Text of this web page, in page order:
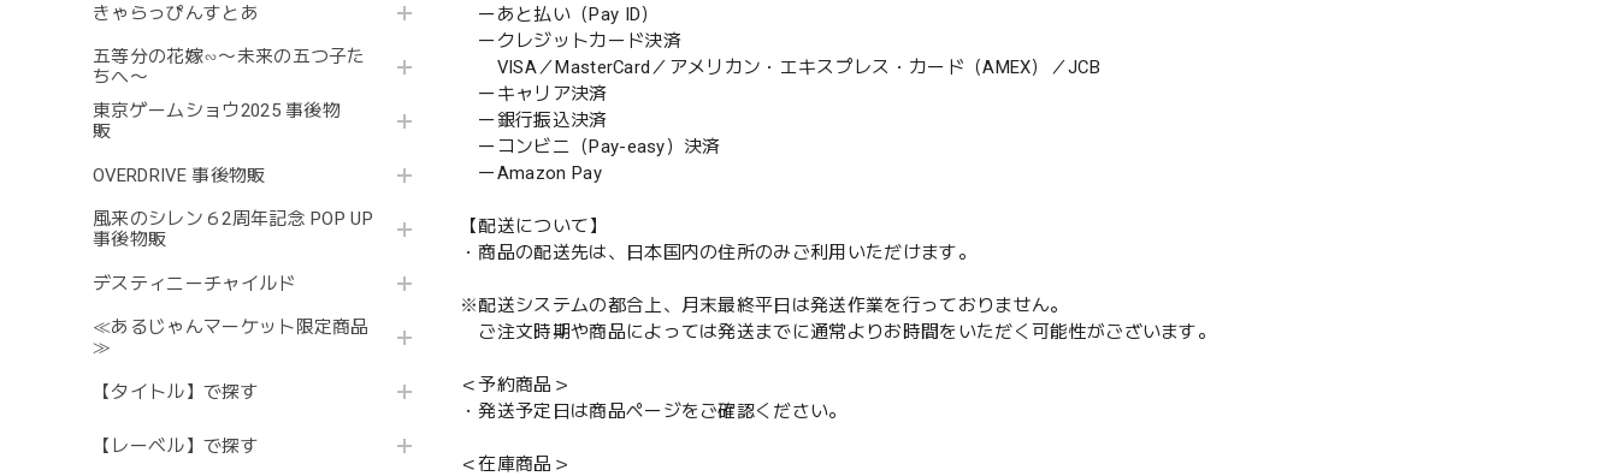
きゃらっぴんすとあ
五等分の花嫁∽〜未来の五つ子た
ちへ〜
東京ゲームショウ2025 事後物
販
OVERDRIVE 事後物販
風来のシレン６2周年記念 POP UP
事後物販
デスティニーチャイルド
≪あるじゃんマーケット限定商品
≫
【タイトル】で探す
【レーベル】で探す
ーあと払い（Pay ID）
ークレジットカード決済
VISA／MasterCard／アメリカン・エキスプレス・カード（AMEX）／JCB
ーキャリア決済
ー銀行振込決済
ーコンビニ（Pay-easy）決済
ーAmazon Pay
【配送について】
・商品の配送先は、日本国内の住所のみご利用いただけます。
※配送システムの都合上、月末最終平日は発送作業を行っておりません。
ご注文時期や商品によっては発送までに通常よりお時間をいただく可能性がございます。
＜予約商品＞
・発送予定日は商品ページをご確認ください。
＜在庫商品＞